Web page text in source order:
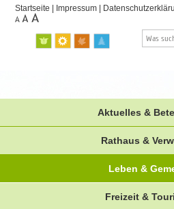
Startseite Impressum
Aktuelles &
Rathaus &
Leben &
Freizeit &